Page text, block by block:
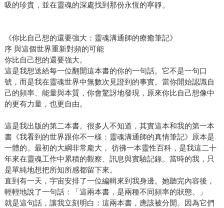
吸的珍貴，並在靈魂的深處找到那份永恆的寧靜。
《你比自己想的還要強大：靈魂溝通師的療癒筆記》
序 與這個世界重新對頻的可能
你比自己想的還要強大。
這是我想送給每一位翻開這本書的你的一句話。它不是一句口
號，而是我在靈魂世界中無數次見證到的事實。當你開始認識自
己的頻率、能量與本質，你會驚訝地發現，原來你比自己想像中
的更有力量，也更自由。
這是我出版的第二本書。很多人不知道，其實這本和我的第一本
書《我看到的世界跟你不一樣：靈魂溝通師的真情筆記》原本是
一體的。最初的大綱非常龐大， 彷彿一本靈性百科，是我這二十
年來在靈魂工作中累積的觀察、訊息與實驗記錄。當時的我，只
是單純地想把所知所感都留下來。
直到有一天，宇宙安排了一位編輯來到我身邊。她聽完內容後，
輕輕地說了一句話：「這兩本書，是兩種不同頻率的狀態。」
就是這句話，讓我立刻明白：這兩本書，應該被分開。因為它們